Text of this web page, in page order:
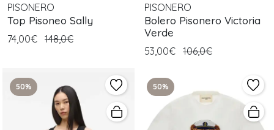
PISONERO
Top Pisoneo Sally
74,00€ 148,0€
PISONERO
Bolero Pisonero Victoria
Verde
53,00€ 106,0€
50% 50%